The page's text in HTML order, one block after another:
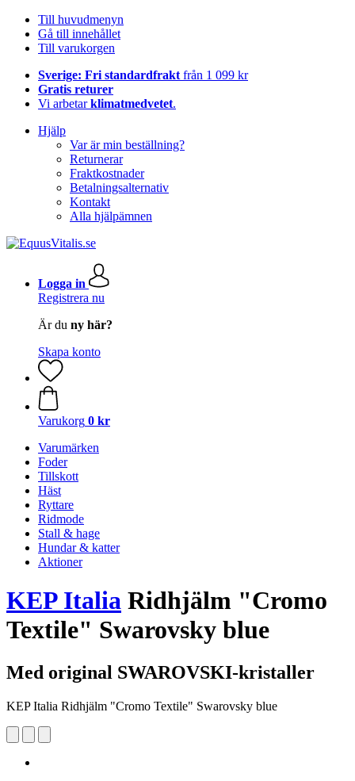
Till huvudmenyn
Gå till innehållet
Till varukorgen
Sverige: Fri standardfrakt från 1 099 kr
Gratis returer
Vi arbetarklimatmedvetet.
Hjälp
Var är min beställning?
Returnerar
Fraktkostnader
Betalningsalternativ
Kontakt
Alla hjälpämnen
Logga in
Registrera nu
Är du ny här?
Skapa konto
Varukorg 0 kr
Varumärken
Foder
Tillskott
Häst
Ryttare
Ridmode
Stall & hage
Hundar & katter
Aktioner
KEP Italia Ridhjälm "Cromo
Textile" Swarovsky blue
Med original SWAROVSKI-kristaller
KEP Italia Ridhjälm "Cromo Textile" Swarovsky blue